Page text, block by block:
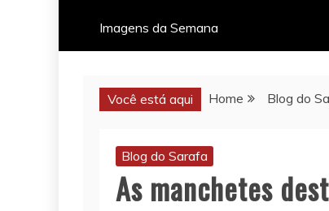
Imagens da Semana
Você está aqui Home Blog do
Blog do Sarafa
As manchetes